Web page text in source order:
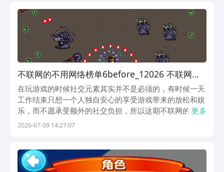
不联网的不用网络榜单6before_12026 不联网的
单机游戏手机版榜单合集
在玩游戏的时候社交元素其实并不是必须的，有时候一天
工作结束只想一个人独自安心的享受游戏带来的放松和娱
乐，而不愿承受额外的社交负担，所以这期不联网的单机
手游下载合集2026相信能帮到你，里面的游戏都能从阿
更多
2026-07-09 14:27:07